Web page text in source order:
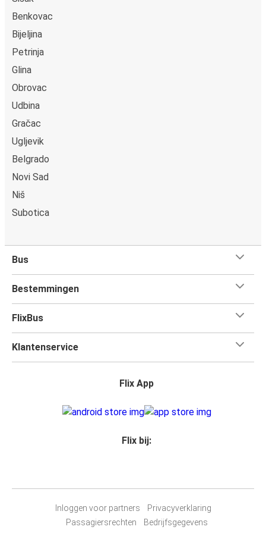
Benkovac
Bijeljina
Petrinja
Glina
Obrovac
Udbina
Gračac
Ugljevik
Belgrado
Novi Sad
Niš
Subotica
Bus
Bestemmingen
FlixBus
Klantenservice
Flix App
Flix bij:
Inloggen voor partners
Privacyverklaring
Passagiersrechten
Bedrijfsgegevens